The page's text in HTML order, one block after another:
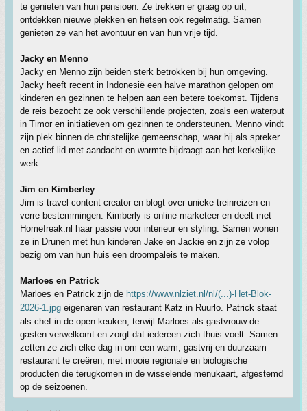
te genieten van hun pensioen. Ze trekken er graag op uit,
ontdekken nieuwe plekken en fietsen ook regelmatig. Samen
genieten ze van het avontuur en van hun vrije tijd.
Jacky en Menno
Jacky en Menno zijn beiden sterk betrokken bij hun omgeving.
Jacky heeft recent in Indonesië een halve marathon gelopen om
kinderen en gezinnen te helpen aan een betere toekomst. Tijdens
de reis bezocht ze ook verschillende projecten, zoals een waterput
in Timor en initiatieven om gezinnen te ondersteunen. Menno vindt
zijn plek binnen de christelijke gemeenschap, waar hij als spreker
en actief lid met aandacht en warmte bijdraagt aan het kerkelijke
werk.
Jim en Kimberley
Jim is travel content creator en blogt over unieke treinreizen en
verre bestemmingen. Kimberly is online marketeer en deelt met
Homefreak.nl haar passie voor interieur en styling. Samen wonen
ze in Drunen met hun kinderen Jake en Jackie en zijn ze volop
bezig om van hun huis een droompaleis te maken.
Marloes en Patrick
Marloes en Patrick zijn de https://www.nlziet.nl/nl/(...)-Het-Blok-
2026-1.jpg eigenaren van restaurant Katz in Ruurlo. Patrick staat
als chef in de open keuken, terwijl Marloes als gastvrouw de
gasten verwelkomt en zorgt dat iedereen zich thuis voelt. Samen
zetten ze zich elke dag in om een warm, gastvrij en duurzaam
restaurant te creëren, met mooie regionale en biologische
producten die terugkomen in de wisselende menukaart, afgestemd
op de seizoenen.